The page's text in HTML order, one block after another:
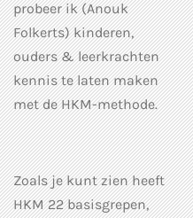
probeer ik (Anouk
Folkerts) kinderen,
ouders & leerkrachten
kennis te laten maken
met de HKM-methode.
Zoals je kunt zien heeft
HKM 22 basisgrepen,